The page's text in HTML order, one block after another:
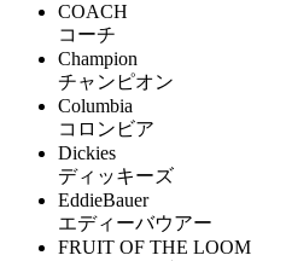
COACH
コーチ
Champion
チャンピオン
Columbia
コロンビア
Dickies
ディッキーズ
EddieBauer
エディーバウアー
FRUIT OF THE LOOM